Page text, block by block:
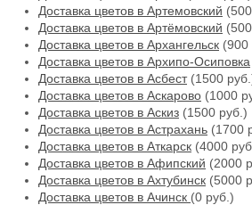
Доставка цветов в Артемовский
Доставка цветов в Артёмовский
Доставка цветов в Архангельск (900
Доставка цветов в Архипо-Осиповка
Доставка цветов в Асбест(1500
Доставка цветов в Аскарово (1000
Доставка цветов в Аскиз (1500 руб.)
Доставка цветов в Астрахань (1700
Доставка цветов в Аткарск (4000
Доставка цветов в Афипский (2000
Доставка цветов в Ахтубинск (5000
Доставка цветов в Ачинск (0 руб.)